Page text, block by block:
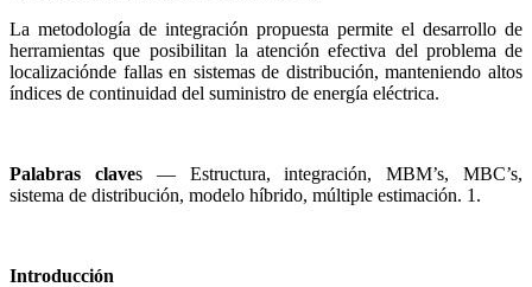
La metodología de integración propuesta permite el desarrollo de
herramientas que posibilitan la atención efectiva del problema de
localizaciónde fallas en sistemas de distribución, manteniendo altos
índices de continuidad del suministro de energía eléctrica.
Palabras claves — Estructura, integración, MBM’s, MBC’s,
sistema de distribución, modelo híbrido, múltiple estimación. 1.
Introducción